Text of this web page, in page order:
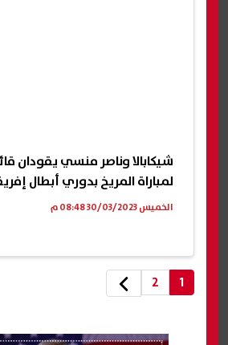
شيكابالا وناصر منسي يقودان
لمباراة المريخ بدوري أبطال
الخميس 30/03/2023 08:48 م
1
2